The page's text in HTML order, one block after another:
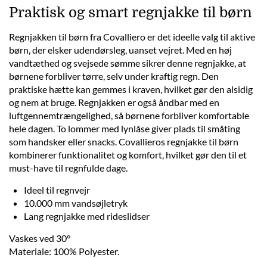
Praktisk og smart regnjakke til børn
Regnjakken til børn fra Covalliero er det ideelle valg til aktive
børn, der elsker udendørsleg, uanset vejret. Med en høj
vandtæthed og svejsede sømme sikrer denne regnjakke, at
børnene forbliver tørre, selv under kraftig regn. Den
praktiske hætte kan gemmes i kraven, hvilket gør den alsidig
og nem at bruge. Regnjakken er også åndbar med en
luftgennemtrængelighed, så børnene forbliver komfortable
hele dagen. To lommer med lynlåse giver plads til småting
som handsker eller snacks. Covallieros regnjakke til børn
kombinerer funktionalitet og komfort, hvilket gør den til et
must-have til regnfulde dage.
Ideel til regnvejr
10.000 mm vandsøjletryk
Lang regnjakke med rideslidser
Vaskes ved 30°
Materiale: 100% Polyester.